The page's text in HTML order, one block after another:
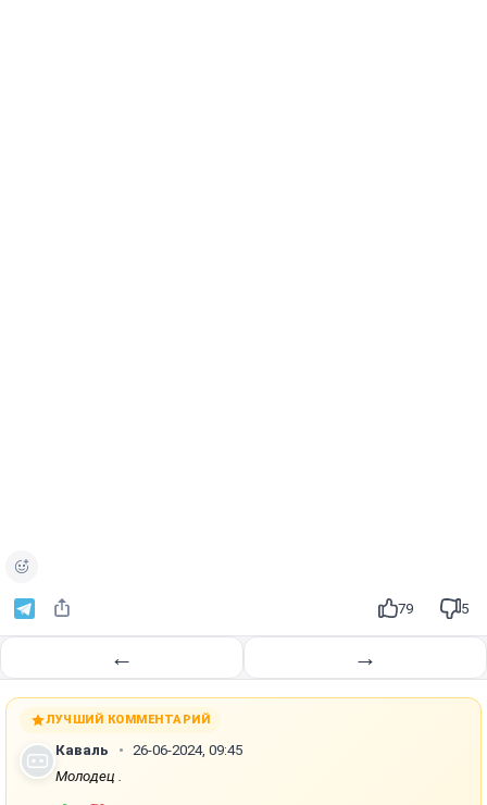
79 5
← →
ЛУЧШИЙ КОММЕНТАРИЙ
Каваль
26-06-2024, 09:45
Молодец .